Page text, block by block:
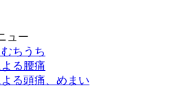
ュー
ちうち
る腰痛
る頭痛、めまい